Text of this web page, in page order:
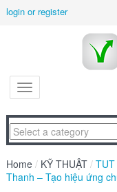
login or register
Home / KỸ THUẬT /
Thanh – Tạo hiệu ứng